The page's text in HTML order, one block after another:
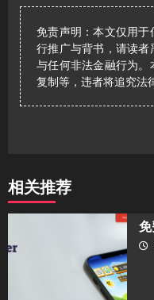
免责声明：本文仅用
行推广与背书，请读者
与任何非法金融行为。
复制等，违者将追究法
相关推荐
免